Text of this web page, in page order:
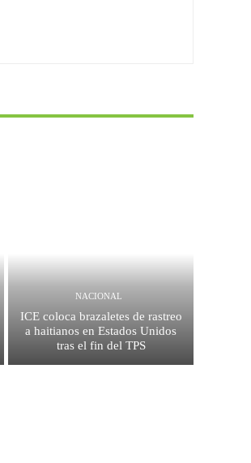
NACIONAL
ICE coloca brazaletes de rastreo
a haitianos en Estados Unidos
tras el fin del TPS